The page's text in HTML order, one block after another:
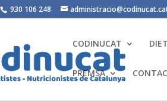
930 106 248
CODINUCAT
PREMSA